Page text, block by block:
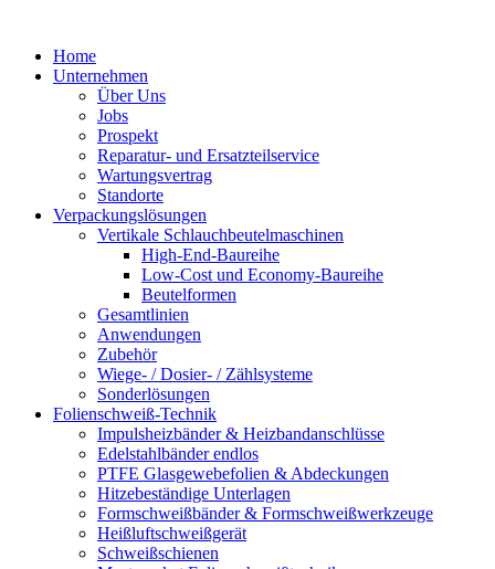
springenHome
Unternehmen
Über Uns
Jobs
Prospekt
Reparatur- und Ersatzteil­service
Wartungsvertrag
Standorte
Verpackungslösungen
Vertikale Schlauch­beutelmaschinen
High-End-Baureihe
Low-Cost und Economy-Baureihe
Beutelformen
Gesamtlinien
Anwendungen
Zubehör
Wiege- / Dosier- / Zählsysteme
Sonderlösungen
Folienschweiß-Technik
Impuls­heizbänder & Heizband­anschlüsse
Edelstahlbänder endlos
PTFE Glas­gewebefolien & Abdeckungen
Hitzebeständige Unterlagen
Formschweiß­bänder & Formschweiß­werkzeuge
Heißluftschweißgerät
Schweiß­schienen